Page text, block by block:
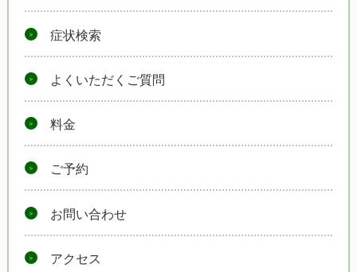
症状検索
よくいただくご質問
料金
ご予約
お問い合わせ
アクセス